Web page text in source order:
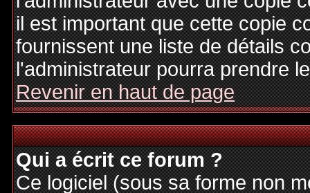
il est important que cette copie
fournissent une liste de détails
l'administrateur pourra prendre
Revenir en haut de page
Qui a écrit ce forum ?
Ce logiciel (sous sa forme non